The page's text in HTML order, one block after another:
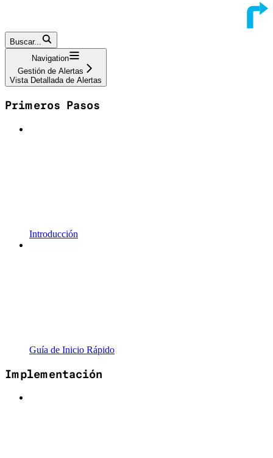
Buscar...
Navigation
Gestión de Alertas
Vista Detallada de Alertas
Primeros Pasos
Introducción
Guía de Inicio Rápido
Implementación